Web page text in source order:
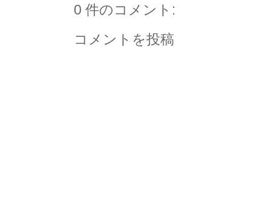
0 件のコメント:
コメントを投稿